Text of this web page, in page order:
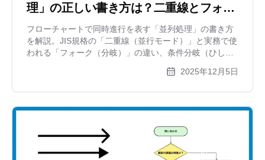
理」の正しい書き方は？二重線とフォー
クの使い方を解説
フローチャートで同時進行を表す「並列処理」の書き方
を解説。JIS規格の「二重線（並行モード）」と実務で使
われる「フォーク（分岐）」の違い、条件分岐（ひし
2025年12月5日